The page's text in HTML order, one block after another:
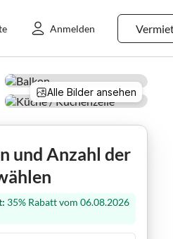
Anmelden
Alle Bilder ansehen
und Anzahl der
35% Rabatt vom 06.08.2026